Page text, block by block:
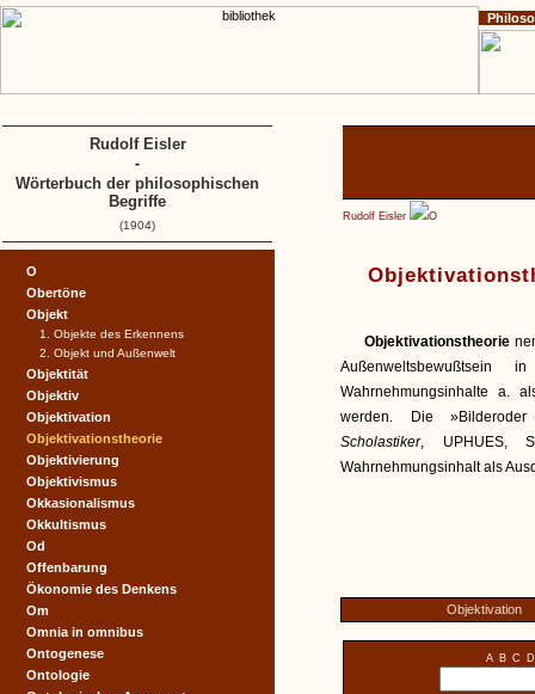
Rudolf Eisler O
Objektivationstheorie
Wahrnehmungsinhalte a.
werden. Die »Bilderoder
Scholastiker, UPHUES,
Wahrnehmungsinhalt als
Objektivation
A B C D
O
Obertöne
Objekt
1. Objekte des Erkennens
2. Objekt und Außenwelt
Objektität
Objektiv
Objektivation
Objektivationstheorie
Objektivierung
Objektivismus
Okkasionalismus
Okkultismus
Od
Offenbarung
Ökonomie des Denkens
Om
Omnia in omnibus
Ontogenese
Ontologie
Rudolf Eisler
-
Wörterbuch der philosophischen
Begriffe
(1904)